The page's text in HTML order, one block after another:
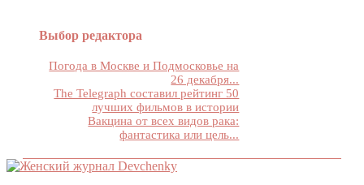
Выбор редактора
Погода в Москве и Подмосковье на
26 декабря...
The Telegraph составил рейтинг 50
лучших фильмов в истории
Вакцина от всех видов рака:
фантастика или цель...